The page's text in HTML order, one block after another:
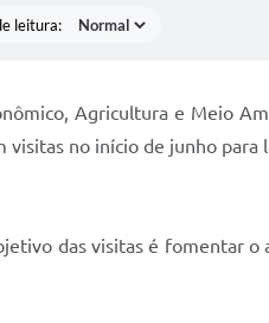
leitura:
Agricultura e Meio
no início de junho
das visitas é fomentar